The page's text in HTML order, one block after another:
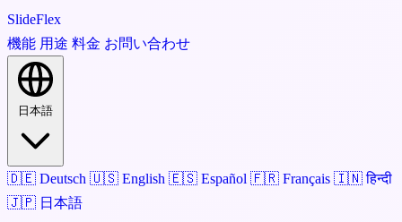
SlideFlex
機能 用途 料金 お問い合わせ
日本語
🇩🇪 Deutsch 🇺🇸 English 🇪🇸 Español 🇫🇷 Français 🇮🇳 हिन्दी
🇯🇵 日本語